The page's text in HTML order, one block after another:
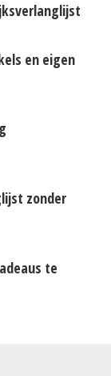
en eigen
zonder
te